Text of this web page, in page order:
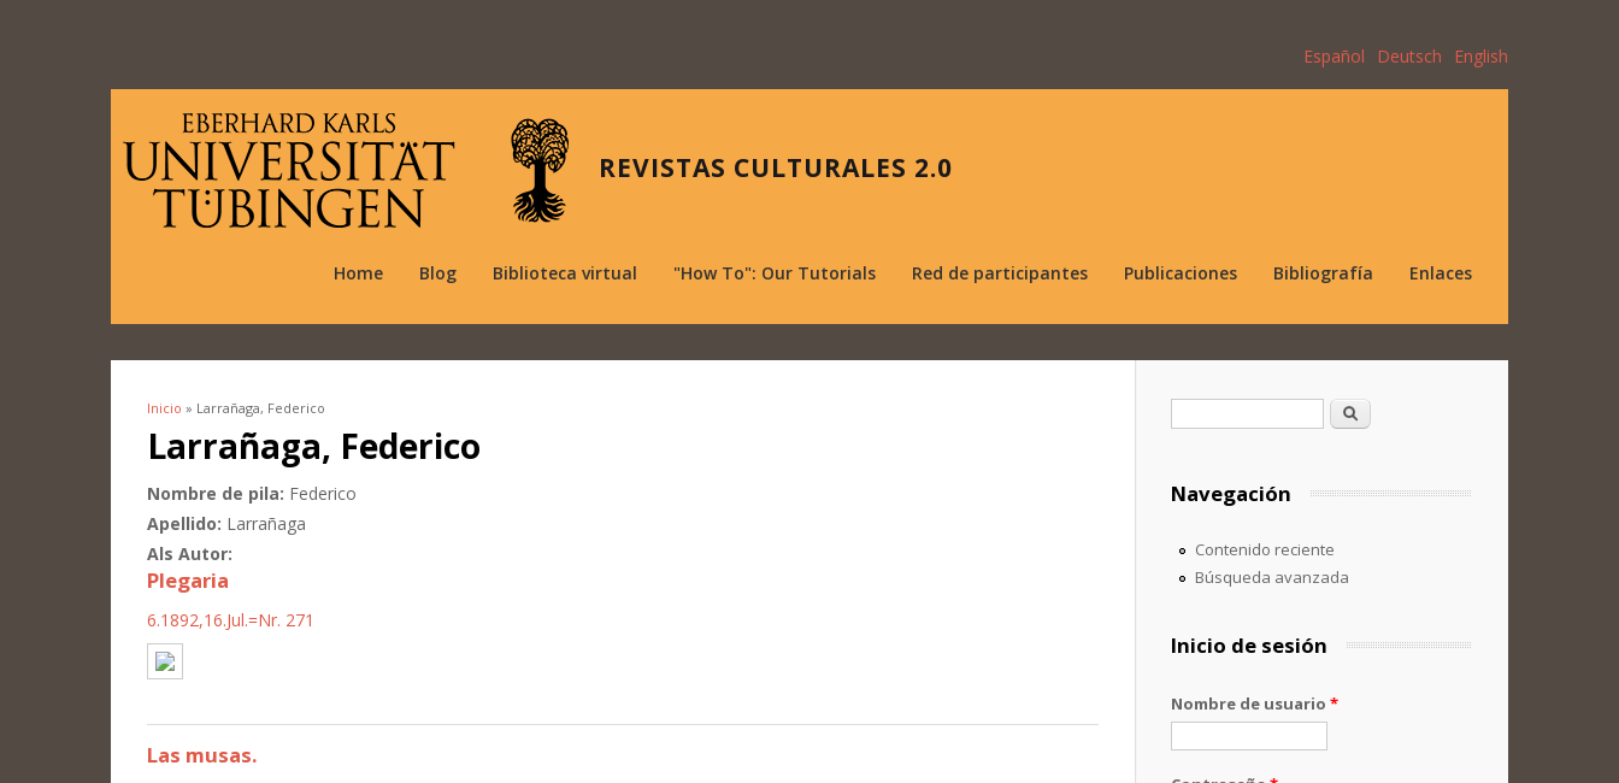
Español Deutsch English
REVISTAS CULTURALES 2.0
Home Blog Biblioteca virtual "How To": Our Tutorials Red de participantes Publicaciones Bibliografía Enlaces
Se encuentra usted aquí
Inicio » Larrañaga, Federico
Larrañaga, Federico
Nombre de pila: Federico
Apellido: Larrañaga
Als Autor:
Plegaria
6.1892,16.Jul.=Nr. 271
Las musas.
Formulario de búsqueda
Buscar
Navegación
Contenido reciente
Búsqueda avanzada
Inicio de sesión
Nombre de usuario *